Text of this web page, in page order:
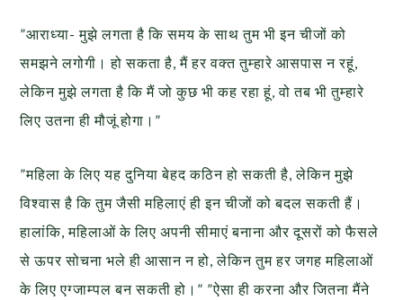
”आराध्या- मुझे लगता है कि समय के साथ तुम भी इन चीजों को
समझने लगोगी। हो सकता है, मैं हर वक्त तुम्हारे आसपास न रहूं,
लेकिन मुझे लगता है कि मैं जो कुछ भी कह रहा हूं, वो तब भी तुम्हारे
लिए उतना ही मौजूं होगा।”
”महिला के लिए यह दुनिया बेहद कठिन हो सकती है, लेकिन मुझे
विश्वास है कि तुम जैसी महिलाएं ही इन चीजों को बदल सकती हैं।
हालांकि, महिलाओं के लिए अपनी सीमाएं बनाना और दूसरों को फैसले
से ऊपर सोचना भले ही आसान न हो, लेकिन तुम हर जगह महिलाओं
के लिए एग्जाम्पल बन सकती हो।” ”ऐसा ही करना और जितना मैंने